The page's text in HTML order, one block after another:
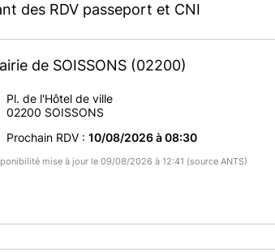
des RDV passeport et CNI
de SOISSONS (02200)
Pl. de l'Hôtel de ville
02200 SOISSONS
Prochain RDV : 10/08/2026 à 08:30
mise à jour le 09/08/2026 à 12:41 (source ANTS)